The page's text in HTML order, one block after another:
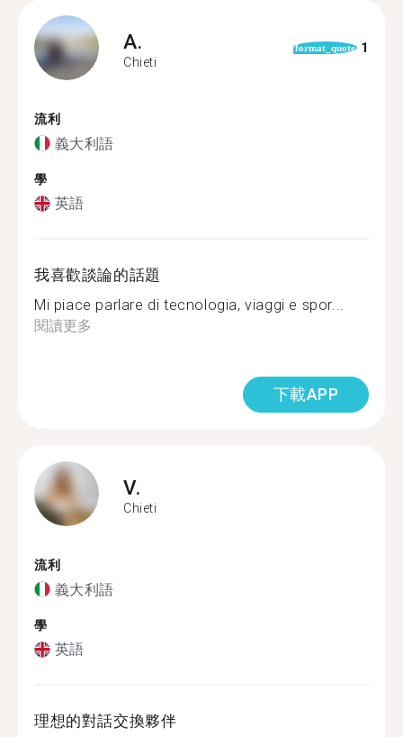
A.
Chieti
format_quote 1
流利
義大利語
學
英語
我喜歡談論的話題
Mi piace parlare di tecnologia, viaggi e spor...
閱讀更多
下載APP
V.
Chieti
流利
義大利語
學
英語
理想的對話交換夥伴